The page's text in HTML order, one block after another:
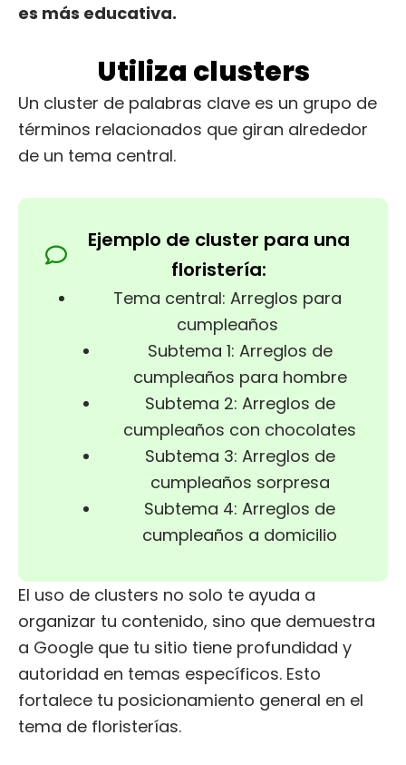
es más educativa.
Utiliza clusters
Un cluster de palabras clave es un grupo de
términos relacionados que giran alrededor
de un tema central.
Ejemplo de cluster para una
floristería:
Tema central: Arreglos para
cumpleaños
Subtema 1: Arreglos de
cumpleaños para hombre
Subtema 2: Arreglos de
cumpleaños con chocolates
Subtema 3: Arreglos de
cumpleaños sorpresa
Subtema 4: Arreglos de
cumpleaños a domicilio
El uso de clusters no solo te ayuda a
organizar tu contenido, sino que demuestra
a Google que tu sitio tiene profundidad y
autoridad en temas específicos. Esto
fortalece tu posicionamiento general en el
tema de floristerías.